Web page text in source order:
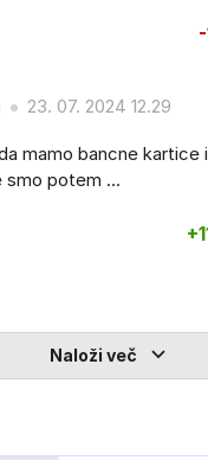
23. 07. 2024 12.29
mamo bancne kartice
smo potem ...
Naloži več